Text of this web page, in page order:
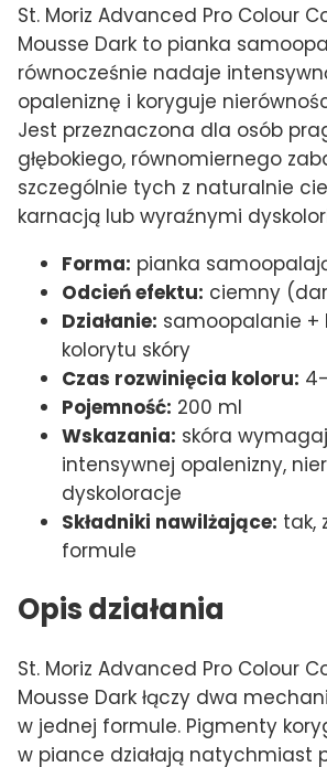
St. Moriz Advanced Pro Colour
Mousse Dark to pianka
równocześnie nadaje
opaleniznę i koryguje
Jest przeznaczona dla osób
głębokiego, równomiernego
szczególnie tych z naturalnie
karnacją lub wyraźnymi
Forma: pianka
Odcień efektu: ciemny
Działanie: samoopalanie +
kolorytu skóry
Czas rozwinięcia koloru:
Pojemność: 200 ml
Wskazania: skóra
intensywnej opalenizny,
dyskoloracje
Składniki nawilżające: tak,
formule
Opis działania
St. Moriz Advanced Pro Colour
Mousse Dark łączy dwa
w jednej formule. Pigmenty
w piance działają natychmiast